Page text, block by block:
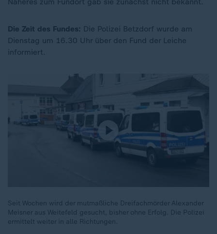
Die Zeit des Fundes: Die Polizei Betzdorf wurde am
Dienstag um 16.30 Uhr über den Fund der Leiche
informiert.
Seit Wochen wird der mutmaßliche Dreifachmörder Alexander
Meisner aus Weitefeld gesucht, bisher ohne Erfolg. Die Polizei
ermittelt weiter in alle Richtungen.